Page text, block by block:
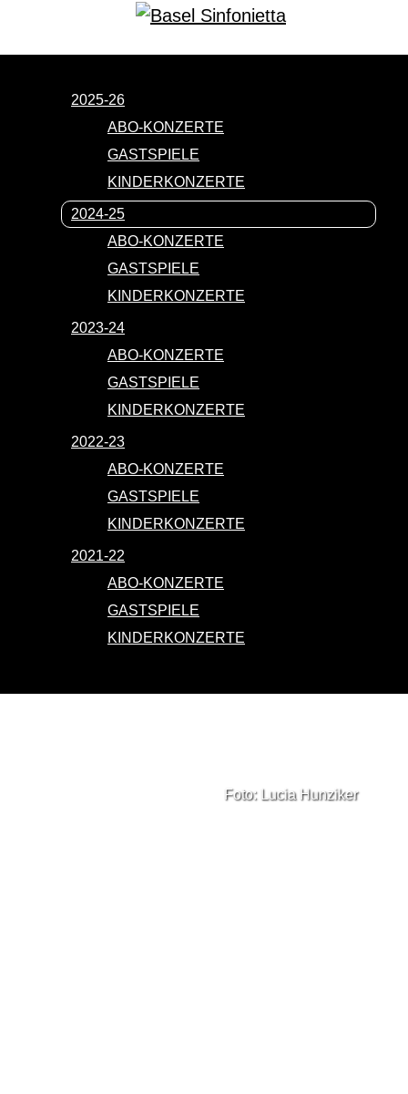
2025-26
ABO-KONZERTE
GASTSPIELE
KINDERKONZERTE
2024-25
ABO-KONZERTE
GASTSPIELE
KINDERKONZERTE
2023-24
ABO-KONZERTE
GASTSPIELE
KINDERKONZERTE
2022-23
ABO-KONZERTE
GASTSPIELE
KINDERKONZERTE
2021-22
ABO-KONZERTE
GASTSPIELE
KINDERKONZERTE
Foto: Lucia Hunziker